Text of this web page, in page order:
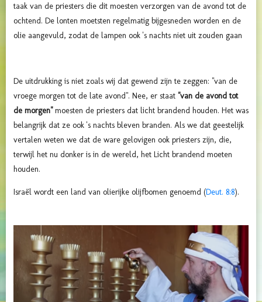
taak van de priesters die dit moesten verzorgen van de avond tot de
ochtend. De lonten moetsten regelmatig bijgesneden worden en de
olie aangevuld, zodat de lampen ook 's nachts niet uit zouden gaan
De uitdrukking is niet zoals wij dat gewend zijn te zeggen: "van de
vroege morgen tot de late avond". Nee, er staat "van de avond tot
de morgen"moesten de priesters dat licht brandend houden. Het was
belangrijk dat ze ook 's nachts bleven branden. Als we dat geestelijk
vertalen weten we dat de ware gelovigen ook priesters zijn, die,
terwijl het nu donker is in de wereld, het Licht brandend moeten
houden.
Israël wordt een land van olierijke olijfbomen genoemd (Deut. 8:8).